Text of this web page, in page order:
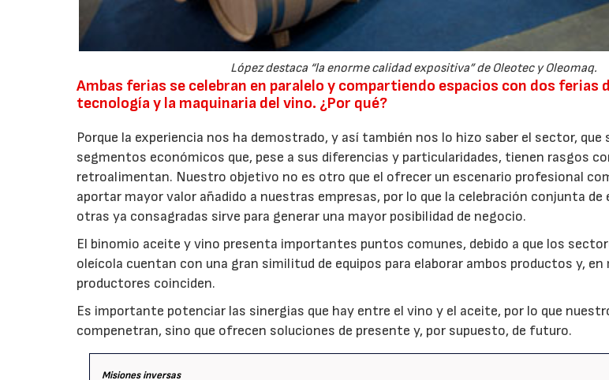
López destaca “la enorme calidad expositiva” de Oleotec y Oleomaq.
Ambas ferias se celebran en paralelo y compartiendo espacios con dos ferias
tecnología y la maquinaria del vino. ¿Por qué?
Porque la experiencia nos ha demostrado, y así también nos lo hizo saber el sector, que
segmentos económicos que, pese a sus diferencias y particularidades, tienen rasgos
retroalimentan. Nuestro objetivo no es otro que el ofrecer un escenario profesional
aportar mayor valor añadido a nuestras empresas, por lo que la celebración conjunta
otras ya consagradas sirve para generar una mayor posibilidad de negocio.
El binomio aceite y vino presenta importantes puntos comunes, debido a que los
oleícola cuentan con una gran similitud de equipos para elaborar ambos productos y,
productores coinciden.
Es importante potenciar las sinergias que hay entre el vino y el aceite, por lo que
compenetran, sino que ofrecen soluciones de presente y, por supuesto, de futuro.
Misionesinversas